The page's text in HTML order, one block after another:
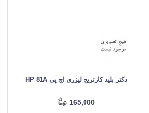
دکتر بلید کارتریج لیزری اچ پی HP 81A
165,000